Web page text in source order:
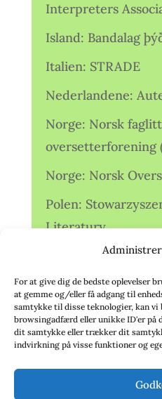
For at give dig de bedste oplevelser
at gemme og/eller få adgang til
samtykke til disse teknologier, kan vi
browsingadfærd eller unikke ID'er på
dit samtykke eller trækker dit
indvirkning på visse funktioner og
Interpreters
Island: Bandalag
Italien: STRADE
Nederlandene:
Norge: Norsk
oversetterforening
Norge: Norsk
Polen:
Literatury
Storbritannien:
Association (TA)
Sverige:
Sverige:
deutschsprachiger